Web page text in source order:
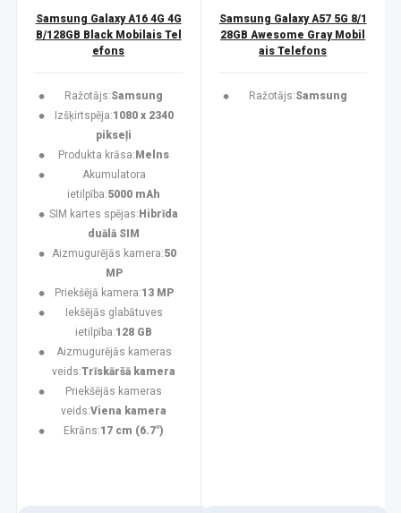
Samsung Galaxy A16 4G 4G
B/128GB Black Mobilais Tel
efons
Ražotājs:Samsung
Izšķirtspēja:1080 x 2340
pikseļi
Produkta krāsa: Melns
Akumulatora
ietilpība:5000 mAh
SIM kartes spējas: Hibrīda
duālā SIM
Aizmugurējās kamera:50
MP
Priekšējā kamera:13 MP
Iekšējās glabātuves
ietilpība:128 GB
Aizmugurējās kameras
veids:Trīskāršā kamera
Priekšējās kameras
veids:Viena kamera
Ekrāns:17 cm (6.7")
Samsung Galaxy A57 5G 8/1
28GB Awesome Gray Mobil
ais Telefons
Ražotājs:Samsung